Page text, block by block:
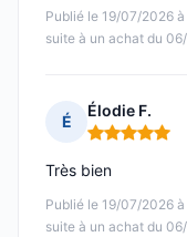
Publié le 19/07/2026 à
suite à un achat du
É
Élodie F.
Note : 5 sur 5
Publié le 19/07/2026 à
suite à un achat du
Très bien